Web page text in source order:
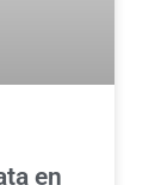
en